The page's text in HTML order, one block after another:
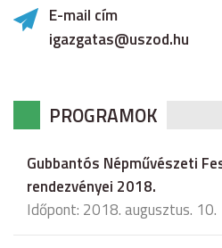
E-mail cím
igazgatas@uszod.hu
PROGRAMOK
Gubbantós Népművészeti
rendezvényei 2018.
Időpont: 2018. augusztus. 10.